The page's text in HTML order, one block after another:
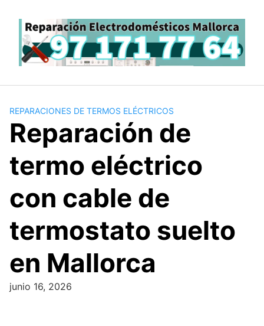
contenido
REPARACIONES DE TERMOS ELÉCTRICOS
Reparación de
termo eléctrico
con cable de
termostato suelto
en Mallorca
junio 16, 2026